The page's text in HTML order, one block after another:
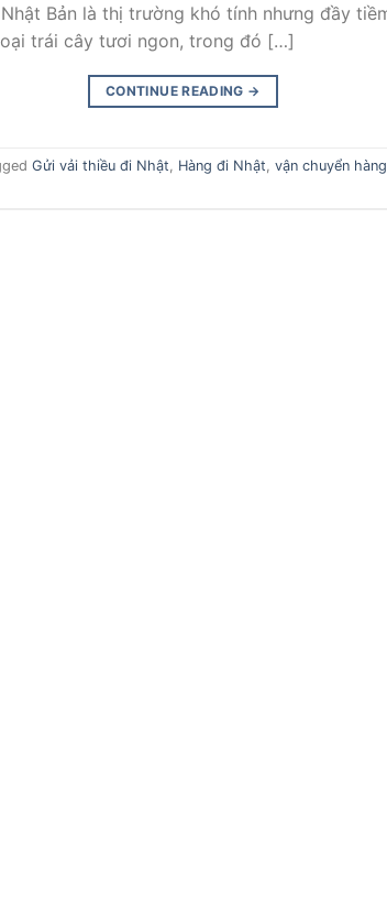
Bản là thị trường khó tính nhưng đầy
trái cây tươi ngon, trong đó […]
CONTINUE READING →
Gửi vải thiều đi Nhật, Hàng đi Nhật, vận chuyển